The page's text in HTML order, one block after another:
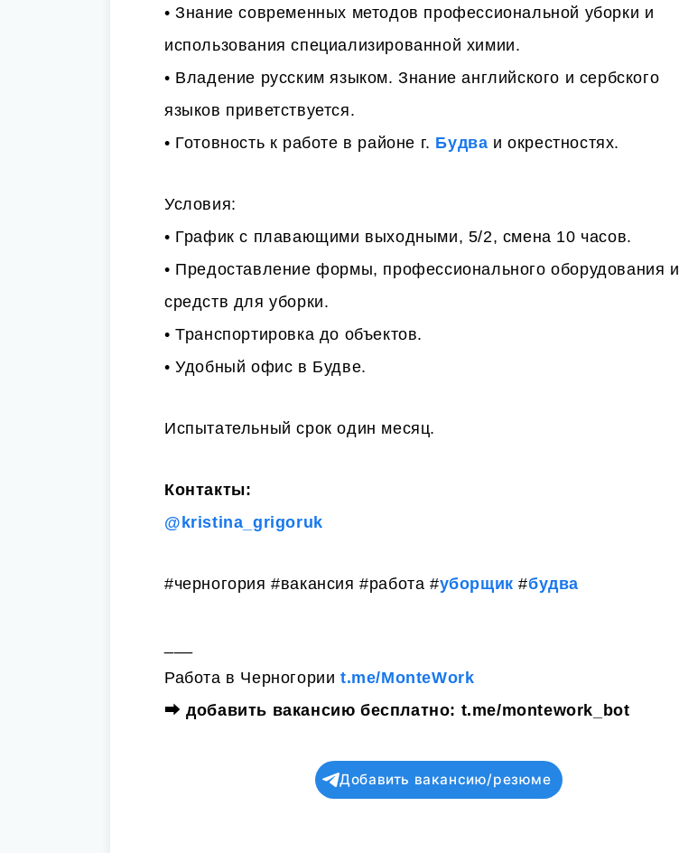
• Знание современных методов профессиональной уборки и
использования специализированной химии.
• Владение русским языком. Знание английского и сербского
языков приветствуется.
• Готовность к работе в районе г. Будва и окрестностях.
Условия:
• График с плавающими выходными, 5/2, смена 10 часов.
• Предоставление формы, профессионального оборудования и
средств для уборки.
• Транспортировка до объектов.
• Удобный офис в Будве.
Испытательный срок один месяц.
Контакты:
@kristina_grigoruk
#черногория #вакансия #работа #уборщик #будва
Работа в Черногории t.me/MonteWork
⮕добавить вакансию бесплатно: t.me/montework_bot
Добавить вакансию/резюме